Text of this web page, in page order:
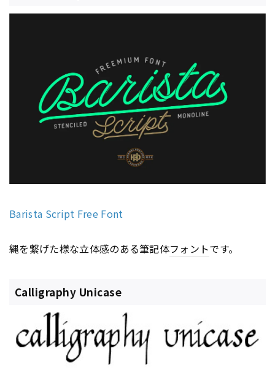
Barista Script Free Font
縄を繋げた様な立体感のある筆記体フォントです。
Calligraphy Unicase